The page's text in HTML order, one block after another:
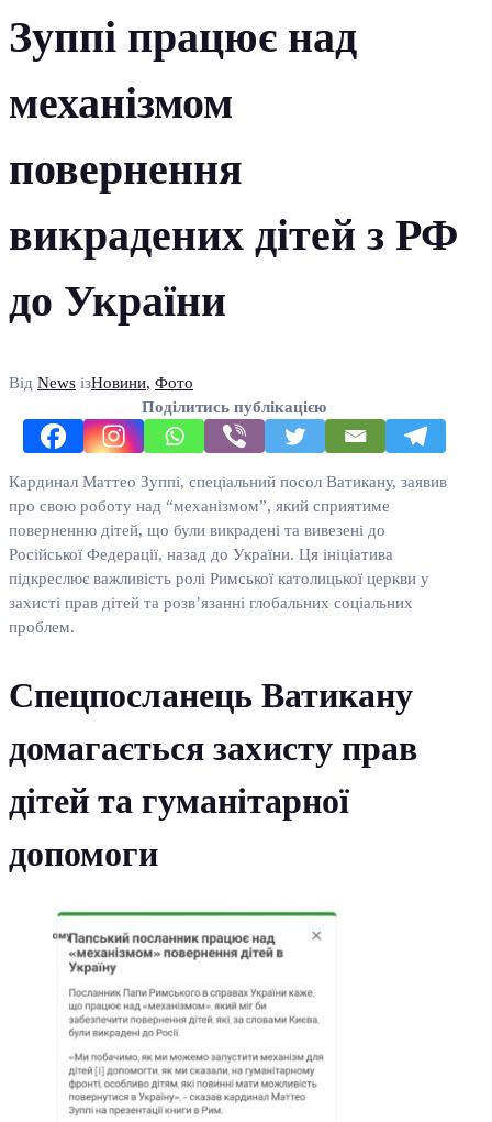
Зуппі працює над
механізмом
повернення
викрадених дітей з РФ
до України
Від News ізНовини, Фото
Поділитись публікацією
Кардинал Маттео Зуппі, спеціальний посол Ватикану, заявив
про свою роботу над “механізмом”, який сприятиме
поверненню дітей, що були викрадені та вивезені до
Російської Федерації, назад до України. Ця ініціатива
підкреслює важливість ролі Римської католицької церкви у
захисті прав дітей та розв’язанні глобальних соціальних
проблем.
Спецпосланець Ватикану
домагається захисту прав
дітей та гуманітарної
допомоги